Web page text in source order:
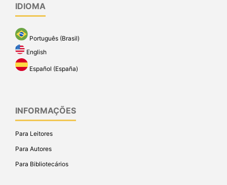
IDIOMA
Português (Brasil)
English
Español (España)
INFORMAÇÕES
Para Leitores
Para Autores
Para Bibliotecários